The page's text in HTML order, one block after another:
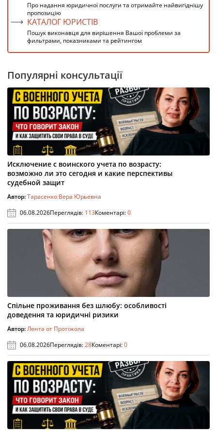
Про надання юридичної послуги та отримайте найвигіднішу
пропозицію
КАТАЛОГ ЮРИСТІВ
Пошук виконавця для вирішення Вашої проблеми за
фильтрами, показниками та рейтингом
Популярні консультації
Исключение с воинского учета по возрасту:
возможно ли это сегодня и какие перспективы
судебной защит
Автор:Тарасенко Вера Юрьевна
06.08.2026Переглядів: 113Коментарі:0
Спільне проживання без шлюбу: особливості
доведення та юридичні ризики
Автор:Лента от Протокола
06.08.2026Переглядів:28Коментарі:0